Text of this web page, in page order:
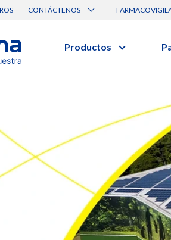
CONTÁCTENOS
Canal de Ética Eurofarma
Productos
Ver todos los productos